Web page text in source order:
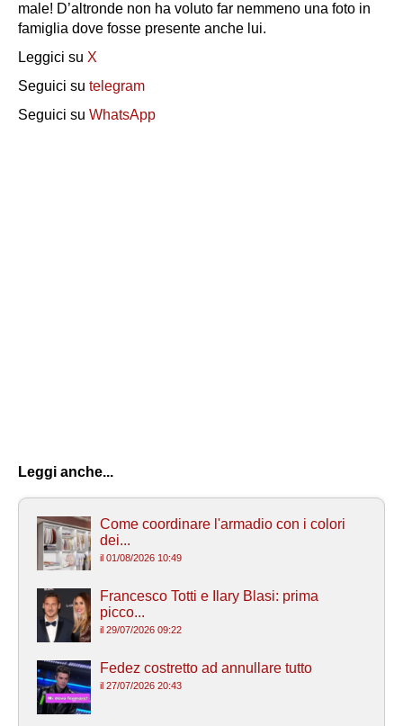
male! D’altronde non ha voluto far nemmeno una foto in
famiglia dove fosse presente anche lui.
Leggici su X
Seguici su telegram
Seguici su WhatsApp
Leggi anche...
Come coordinare l'armadio con i colori
dei...
il 01/08/2026 10:49
Francesco Totti e Ilary Blasi: prima
picco...
il 29/07/2026 09:22
Fedez costretto ad annullare tutto
il 27/07/2026 20:43